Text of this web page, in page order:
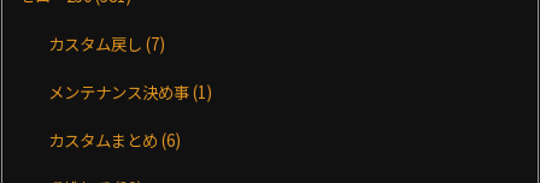
カスタム戻し(7)
メンテナンス決め事(1)
カスタムまとめ(6)